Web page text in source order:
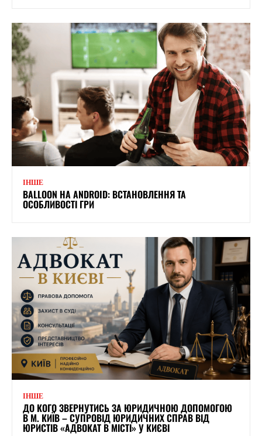
ІНШЕ
BALLOON НА ANDROID: ВСТАНОВЛЕННЯ ТА
ОСОБЛИВОСТІ ГРИ
ІНШЕ
ДО КОГО ЗВЕРНУТИСЬ ЗА ЮРИДИЧНОЮ ДОПОМОГОЮ
В М. КИЇВ – СУПРОВІД ЮРИДИЧНИХ СПРАВ ВІД
ЮРИСТІВ «АДВОКАТ В МІСТІ» У КИЄВІ